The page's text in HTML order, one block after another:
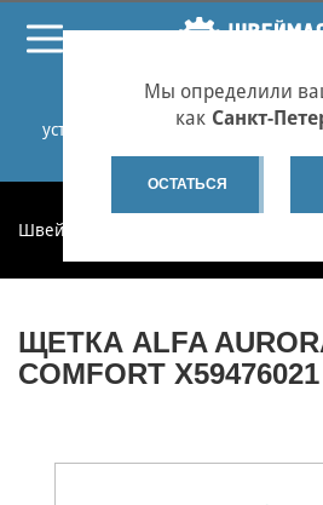
При проблемах с онлайн-
установите российские
или используйте
Мы определили
как Санкт-
ОСТАТЬСЯ
Швеймастер
ЩЕТКА ALFA
COMFORT X59476021